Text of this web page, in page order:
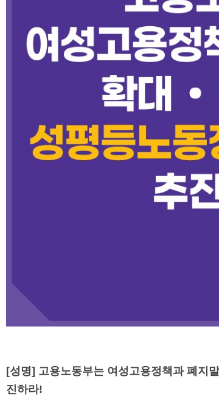
[성명] 고용노동부는 여성고용정책과 폐지
진하라!